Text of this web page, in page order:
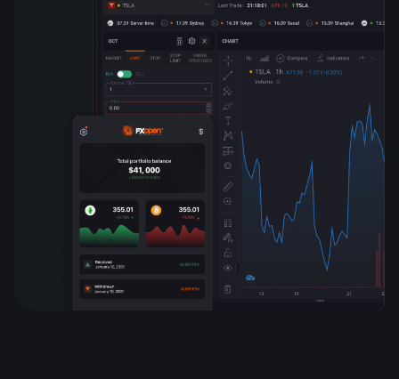
什麼是差價合約交易?
什麼是ECN交易?
什麼是外匯經紀商?